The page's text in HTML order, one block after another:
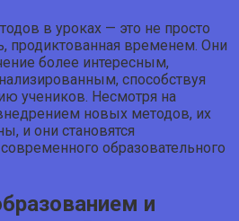
в уроках — это не просто
продиктованная временем. Они
более интересным,
способствуя
учеников. Несмотря на
новых методов, их
и они становятся
образовательного
и